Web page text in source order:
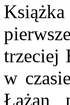
trzeciej
w
Łażan